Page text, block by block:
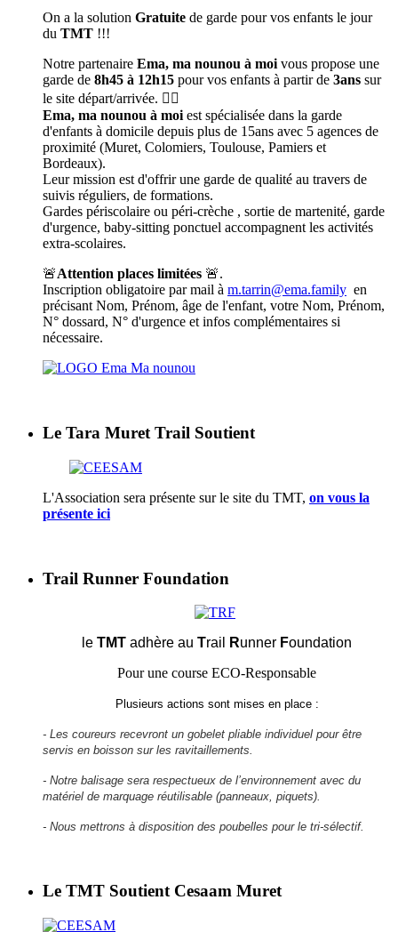
On a la solution Gratuite de garde pour vos enfants le jour
du TMT !!!
Notre partenaire Ema, ma nounou à moivous propose une
garde de 8h45 à 12h15 pour vos enfants à partir de 3ans sur
le site départ/arrivée. 🦹‍♀️
Ema, ma nounou à moiest spécialisée dans la garde
d'enfants à domicile depuis plus de 15ans avec 5 agences de
proximité (Muret, Colomiers, Toulouse, Pamiers et
Bordeaux).
Leur mission est d'offrir une garde de qualité au travers de
suivis réguliers, de formations.
Gardes périscolaire ou péri-crèche , sortie de martenité, garde
d'urgence, baby-sitting ponctuel accompagnent les activités
extra-scolaires.
🚨Attention places limitées 🚨.
Inscription obligatoire par mail à m.tarrin@ema.family en
précisant Nom, Prénom, âge de l'enfant, votre Nom, Prénom,
N° dossard, N° d'urgence et infos complémentaires si
nécessaire.
Le Tara Muret Trail Soutient
L'Association sera présente sur le site du TMT, on vous la
présente ici
Trail Runner Foundation
le TMT adhère au Trail Runner Foundation
Pour une course ECO-Responsable
Plusieurs actions sont mises en place :
- Les coureurs recevront un gobelet pliable individuel pour être
servis en boisson sur les ravitaillements.
- Notre balisage sera respectueux de l’environnement avec du
matériel de marquage réutilisable (panneaux, piquets).
- Nous mettrons à disposition des poubelles pour le tri-sélectif.
Le TMT Soutient Cesaam Muret